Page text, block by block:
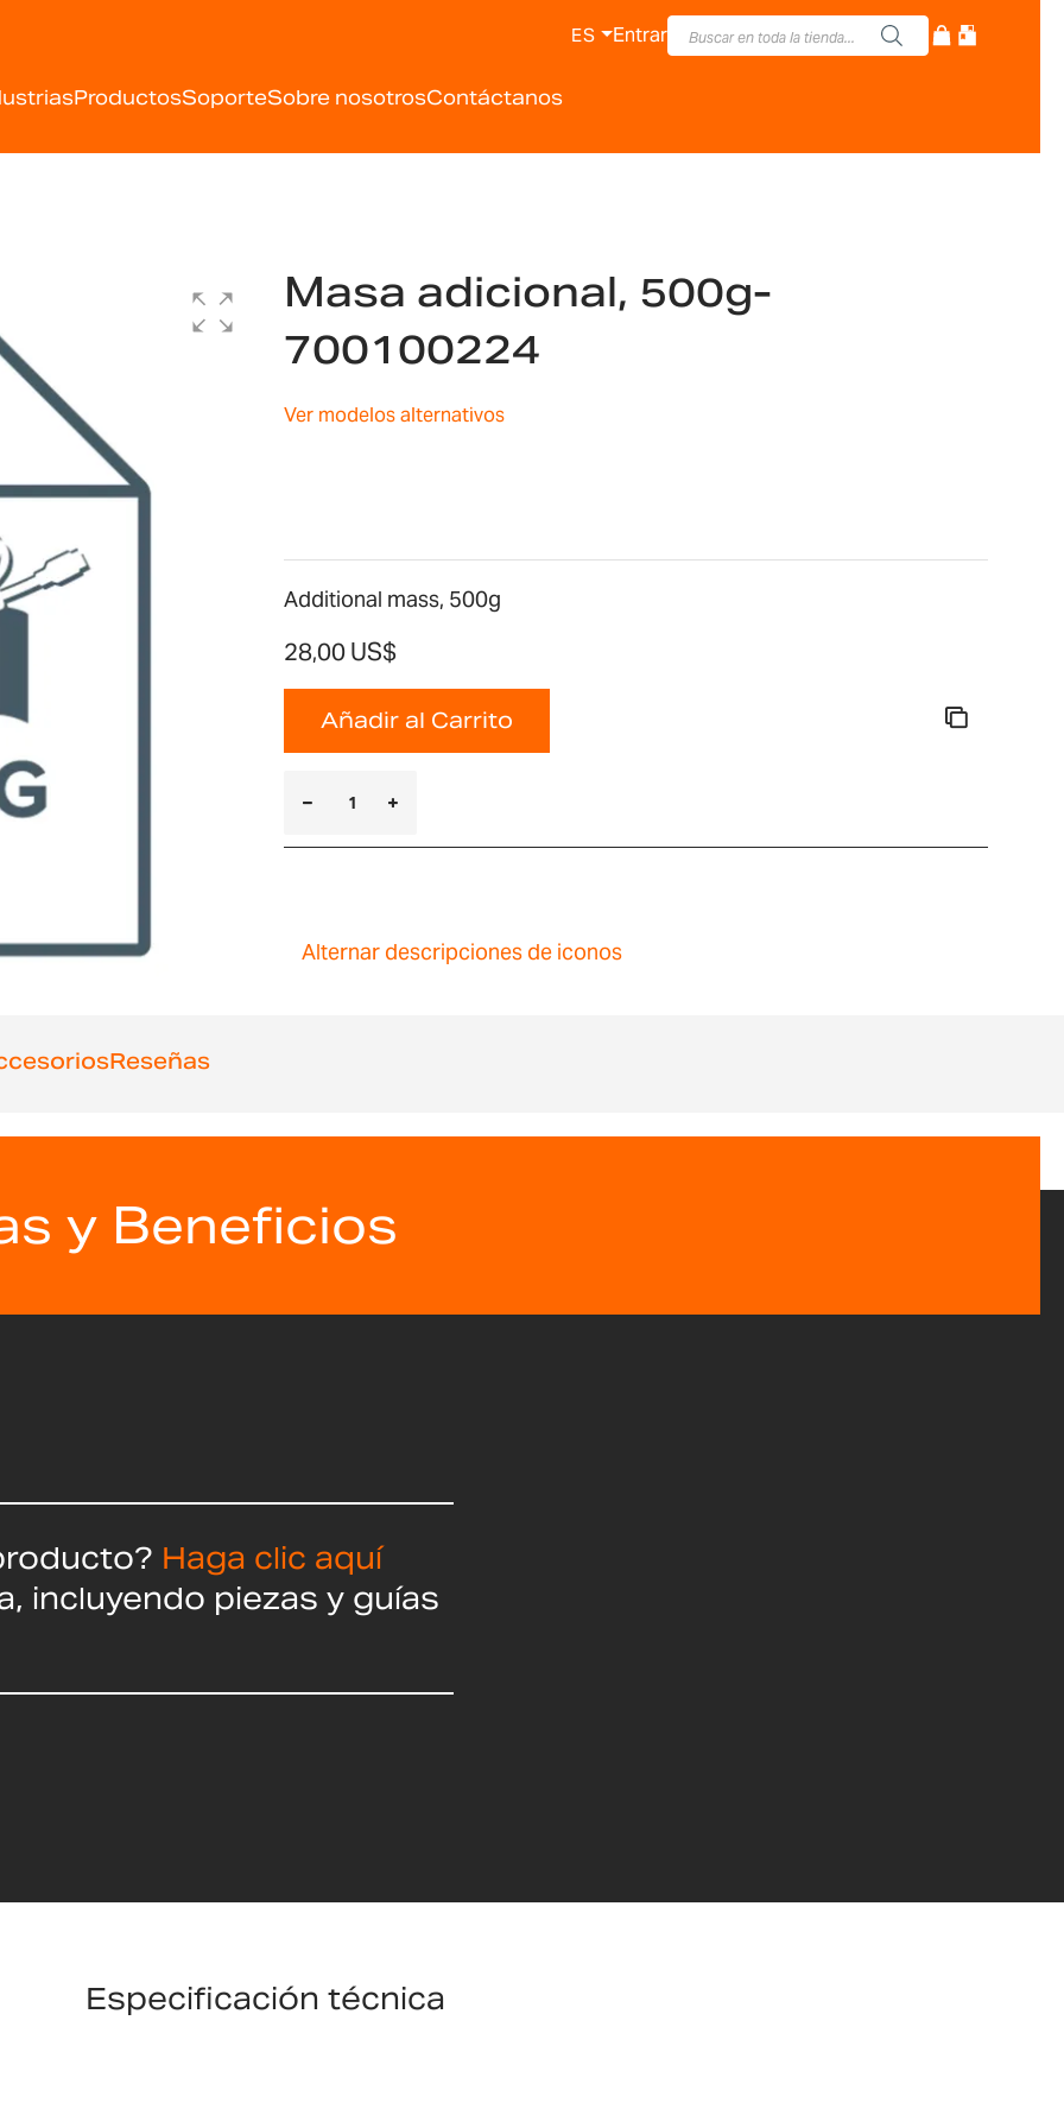
ProductosSoporteSobre nosotrosContáctanos
ES Entrar
Masa adicional, 500g-
700100224
Ver modelos alternativos
Additional mass, 500g
28,00 US$
Añadir al Carrito
Alternar descripciones de iconos
Reseñas
y Beneficios
Haga clic aquí
incluyendo piezas y guías
Especificación técnica